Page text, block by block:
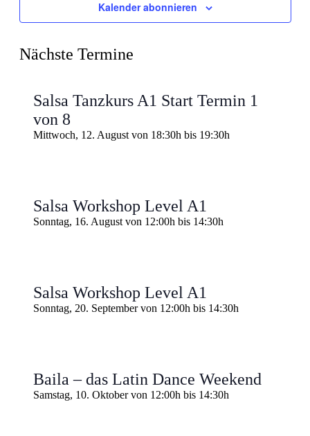
Kalender abonnieren
Nächste Termine
Salsa Tanzkurs A1 Start Termin 1
von 8
Mittwoch, 12. August von 18:30h bis 19:30h
Salsa Workshop Level A1
Sonntag, 16. August von 12:00h bis 14:30h
Salsa Workshop Level A1
Sonntag, 20. September von 12:00h bis 14:30h
Baila – das Latin Dance Weekend
Samstag, 10. Oktober von 12:00h bis 14:30h